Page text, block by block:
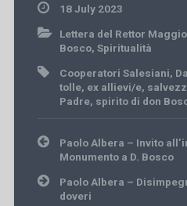
18 July 2023
Lettera del Rettor
Bosco, Spiritualità
Cooperatori Salesiani,
tolle, ex allievi/e,
Padre, spirito di don
Post
navigation
Paolo Albera – Invito
Monumento a D. Bosco
Paolo Albera –
doveri